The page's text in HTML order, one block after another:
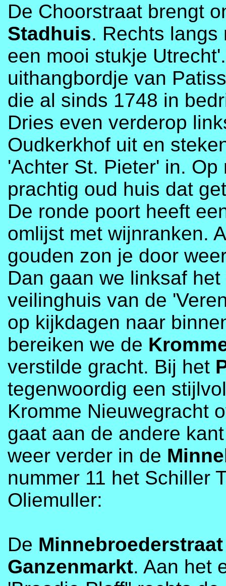
De Choorstraat brengt
Stadhuis. Rechts
een mooi stukje
uithangbordje van
die al sinds 1748 in
Dries even verderop
Oudkerkhof uit en
'Achter St. Pieter' in.
prachtig oud huis dat
De ronde poort heeft
omlijst met wijnranken.
gouden zon je door
Dan gaan we linksaf het
veilinghuis van de
op kijkdagen naar
bereiken we de
verstilde gracht. Bij het
tegenwoordig een
Kromme Nieuwegracht
gaat aan de andere
weer verder in de
nummer 11 het Schiller
Oliemuller:
De Minnebroederstraat
Ganzenmarkt. Aan het